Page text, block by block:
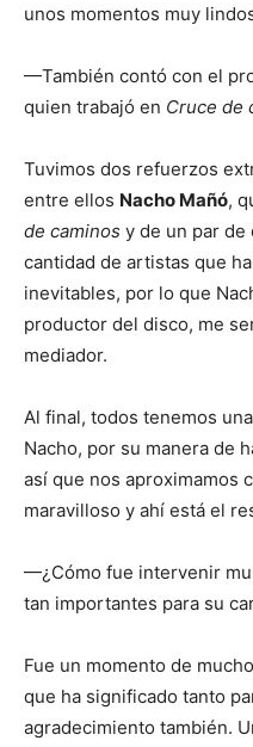
unos momentos muy
—También contó con el
quien trabajó en Cruce de
Tuvimos dos refuerzos
entre ellos Nacho Mañó,
de caminos y de un par de
cantidad de artistas que
inevitables, por lo que
productor del disco, me
mediador.
Al final, todos tenemos
Nacho, por su manera de
así que nos aproximamos
maravilloso y ahí está el
—¿Cómo fue intervenir
tan importantes para su
Fue un momento de
que ha significado tanto
agradecimiento también.